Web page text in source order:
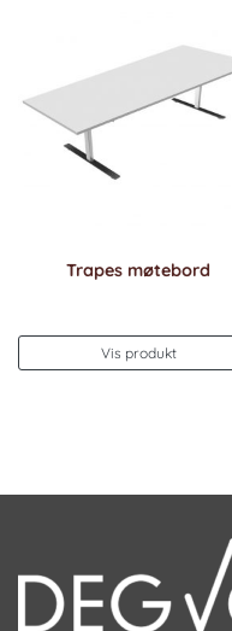
Trapes møtebord
Vis produkt